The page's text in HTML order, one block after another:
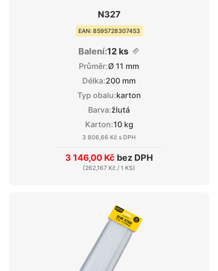
N327
EAN: 8595728307453
Balení:12 ks
Průměr:Ø 11 mm
Délka:200 mm
Typ obalu:karton
Barva:žlutá
Karton:10 kg
3 806,66 Kč s DPH
3 146,00 Kč bez DPH
(262,167 Kč / 1 KS)